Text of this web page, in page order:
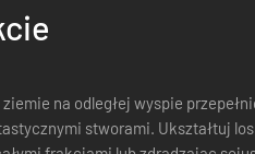
na odległej wyspie
los tego nowego świata, pielęgnując relacje